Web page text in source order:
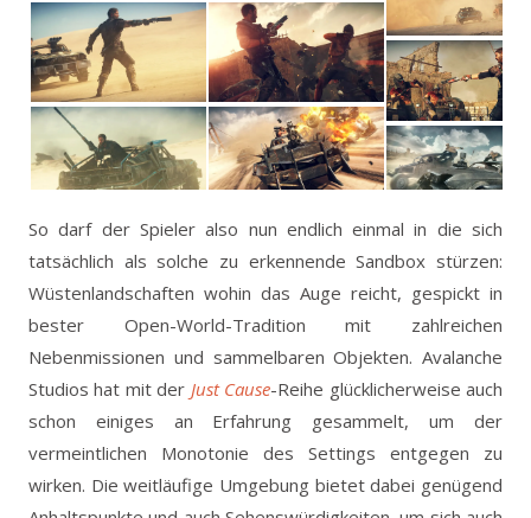
So darf der Spieler also nun endlich einmal in die sich
tatsächlich als solche zu erkennende Sandbox stürzen:
Wüstenlandschaften wohin das Auge reicht, gespickt in
bester Open-World-Tradition mit zahlreichen
Nebenmissionen und sammelbaren Objekten. Avalanche
Studios hat mit der Just Cause-Reihe glücklicherweise auch
schon einiges an Erfahrung gesammelt, um der
vermeintlichen Monotonie des Settings entgegen zu
wirken. Die weitläufige Umgebung bietet dabei genügend